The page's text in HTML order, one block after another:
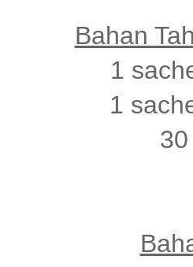
Bahan
1
1